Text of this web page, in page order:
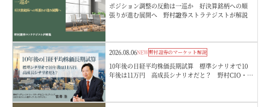
ポジション調整の反動は一巡か 好決算銘柄への順
張りが進む展開へ 野村證券ストラテジストが解説
2026.08.06NEW野村證券のマーケット解説
10年後の日経平均株価長期試算 標準シナリオで10
年後は11万円 高成長シナリオだと？ 野村CIO・宮